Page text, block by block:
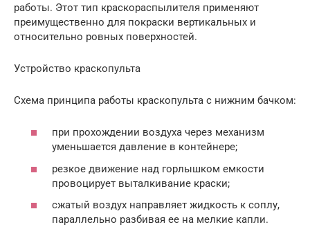
работы. Этот тип краскораспылителя применяют
преимущественно для покраски вертикальных и
относительно ровных поверхностей.
Устройство краскопульта
Схема принципа работы краскопульта с нижним бачком:
при прохождении воздуха через механизм
уменьшается давление в контейнере;
резкое движение над горлышком емкости
провоцирует выталкивание краски;
сжатый воздух направляет жидкость к соплу,
параллельно разбивая ее на мелкие капли.